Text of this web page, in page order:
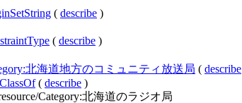
( describe )
( describe )
北海道地方のコミュニティ放送局 ( describe
( describe )
Category:北海道のラジオ局